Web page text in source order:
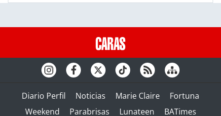
Diario Perfil Noticias Marie Claire
Fortuna
Weekend
Parabrisas Lunateen BATimes